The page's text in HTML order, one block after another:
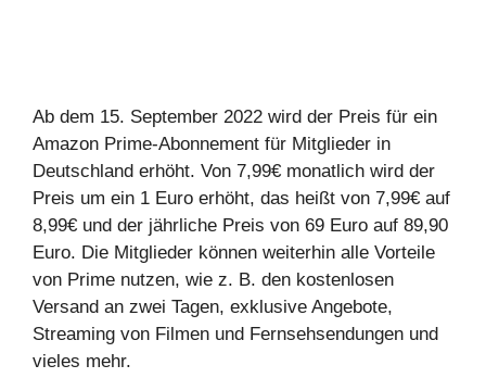
Ab dem 15. September 2022 wird der Preis für ein
Amazon Prime-Abonnement für Mitglieder in
Deutschland erhöht. Von 7,99€ monatlich wird der
Preis um ein 1 Euro erhöht, das heißt von 7,99€ auf
8,99€ und der jährliche Preis von 69 Euro auf 89,90
Euro. Die Mitglieder können weiterhin alle Vorteile
von Prime nutzen, wie z. B. den kostenlosen
Versand an zwei Tagen, exklusive Angebote,
Streaming von Filmen und Fernsehsendungen und
vieles mehr.